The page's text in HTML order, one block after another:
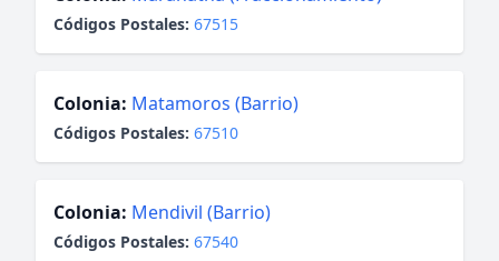
Códigos Postales: 67515
Colonia: Matamoros (Barrio)
Códigos Postales: 67510
Colonia: Mendivil (Barrio)
Códigos Postales: 67540